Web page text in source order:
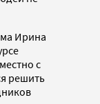
Ирина
с
решить